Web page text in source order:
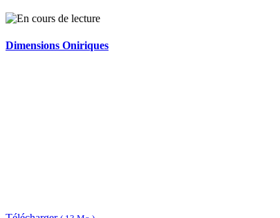
Dimensions Oniriques